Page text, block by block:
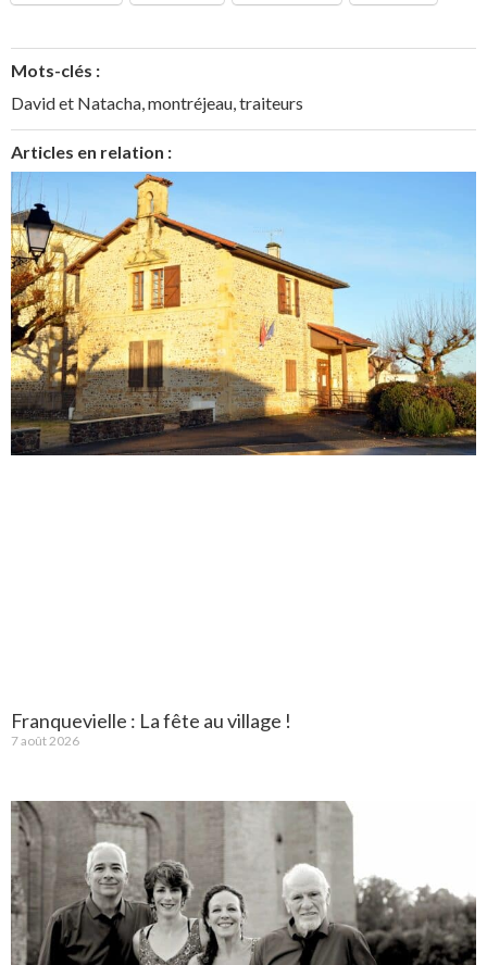
Mots-clés :
David et Natacha,montréjeau,traiteurs
Articles en relation :
Franquevielle : La fête au village !
7 août 2026